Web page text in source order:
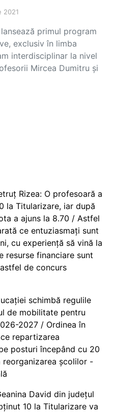
2021
primul program
exclusiv în limba
interdisciplinar la nivel
Mircea Dumitru și
Rizea: O profesoară a
la Titularizare, iar după
a ajuns la 8.70 / Astfel
ce entuziasmați sunt
cu experiență să vină la
resurse financiare sunt
de concurs
schimbă regulile
de mobilitate pentru
2027 / Ordinea în
repartizarea
posturi începând cu 20
reorganizarea școlilor -
David din județul
10 la Titularizare va